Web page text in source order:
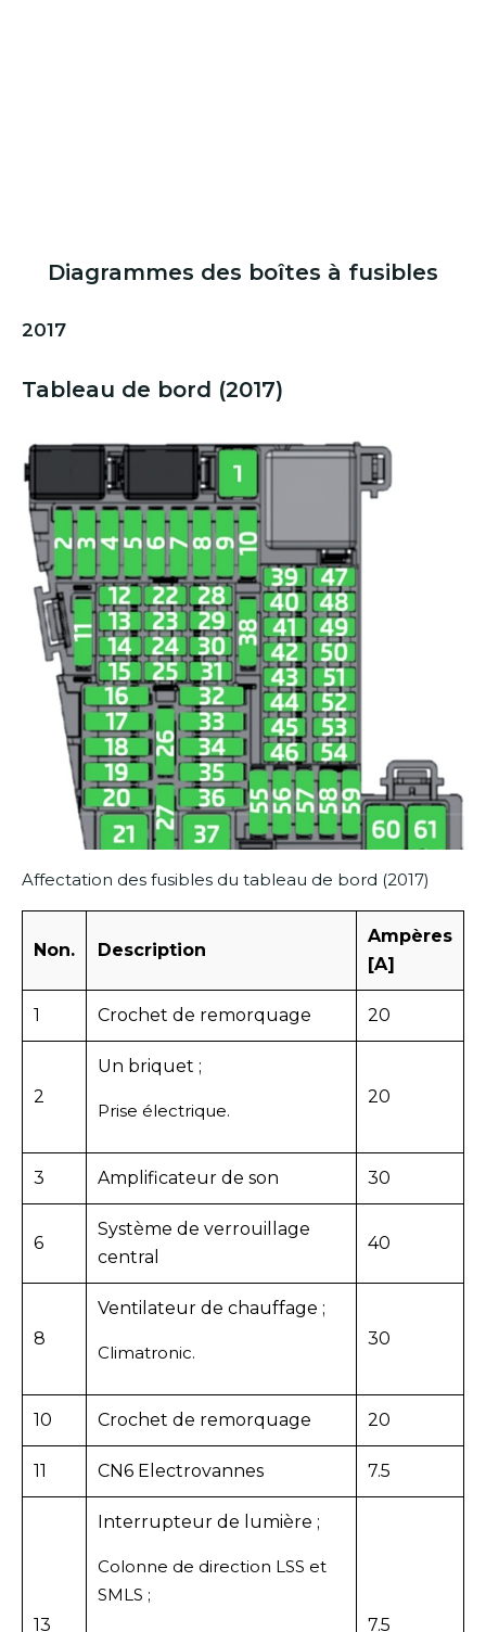
Diagrammes des boîtes à fusibles
2017
Tableau de bord (2017)
Affectation des fusibles du tableau de bord (2017)
Non. Description
Ampères
[A]
1 Crochet de remorquage 20
2
Un briquet ;
Prise électrique.
20
3 Amplificateur de son 30
6
Système de verrouillage
central
40
8
Ventilateur de chauffage ;
Climatronic.
30
10 Crochet de remorquage 20
11 CN6 Electrovannes 7.5
13
Interrupteur de lumière ;
Colonne de direction LSS et
SMLS ;
7.5